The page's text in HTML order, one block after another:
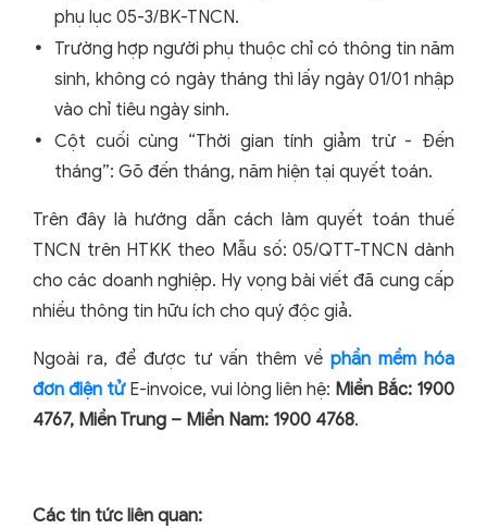
phụ lục 05-3/BK-TNCN.
Trường hợp người phụ thuộc chỉ có thông tin năm
sinh, không có ngày tháng thì lấy ngày 01/01 nhập
vào chỉ tiêu ngày sinh.
Cột cuối cùng “Thời gian tính giảm trừ - Đến
tháng”: Gõ đến tháng, năm hiện tại quyết toán.
Trên đây là hướng dẫn cách làm quyết toán thuế
TNCN trên HTKK theo Mẫu số: 05/QTT-TNCN dành
cho các doanh nghiệp. Hy vọng bài viết đã cung cấp
nhiều thông tin hữu ích cho quý độc giả.
Ngoài ra, để được tư vấn thêm về phần mềm hóa
đơn điện tửE-invoice, vui lòng liên hệ: Miền Bắc: 1900
4767, Miền Trung – Miền Nam: 1900 4768.
Các tin tức liên quan: